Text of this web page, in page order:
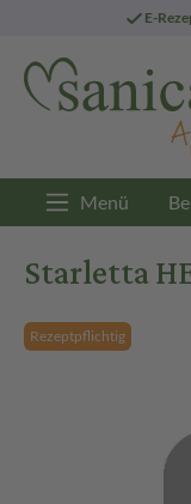
E-
Menü
Starletta
Rezeptpflichtig